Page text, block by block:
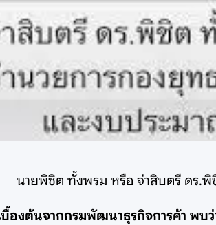
นายพิชิต ทั้งพรม หรือ จ่าสิบตรี ดร.
งต้นจากกรมพัฒนาธุรกิจการค้า พบว่